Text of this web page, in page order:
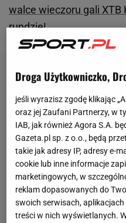
walce wieczoru gali XTB
rundzie!
Droga Użytkowniczko,
jeśli wyrazisz zgodę klikając
oraz jej Zaufani Partnerzy, w
IAB, jak również Agora S.A.
Gazeta.pl sp. z o.o., będą
takie jak adresy IP, adresy e-
cookie lub inne informacje
marketingowych, w
reklam dopasowanych do
swoich serwisach,
treści w nich wyświetlanych.